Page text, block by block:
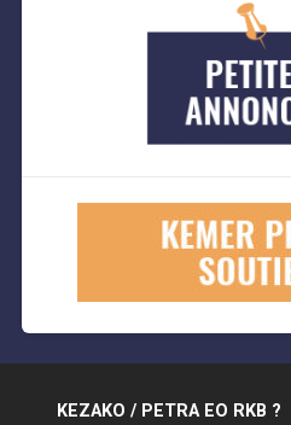
KEZAKO / PETRA EO RKB ?